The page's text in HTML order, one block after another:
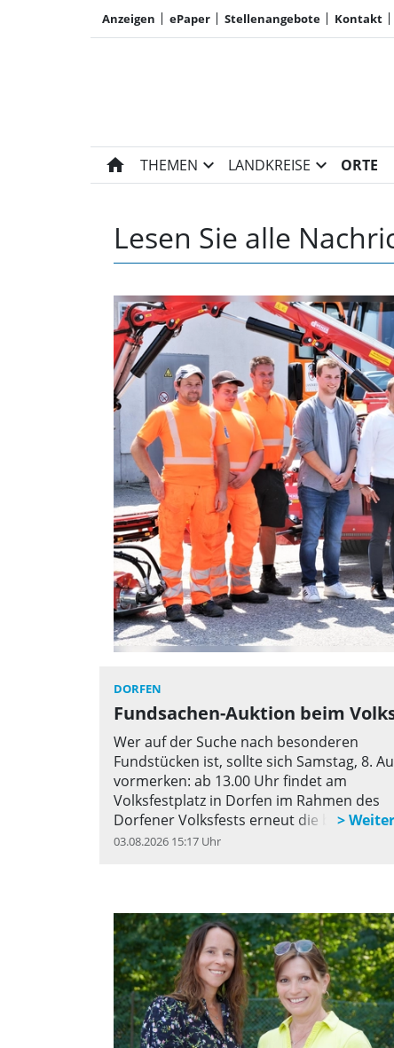
Anzeigen ePaper Stellenangebote Kontakt
home THEMEN expand_more LANDKREISE expand_more ORTE
Lesen Sie alle
DORFEN
Fundsachen-Auktion beim
Wer auf der Suche nach besonderen
Fundstücken ist, sollte sich Samstag, 8.
vormerken: ab 13.00 Uhr findet am
Volksfestplatz in Dorfen im Rahmen des
Dorfener Volksfests erneut die beliebte
Fundsachen-Auktion des Flughafen
03.08.2026 15:17 Uhr